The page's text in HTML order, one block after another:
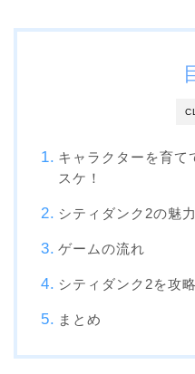
キャラクターを育て
スケ！
シティダンク2の魅力
ゲームの流れ
シティダンク2を攻
まとめ